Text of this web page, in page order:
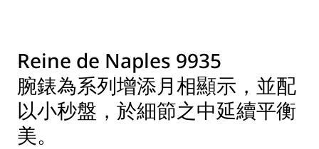
Reine de Naples 9935
腕錶為系列增添月相顯示，並配
以小秒盤，於細節之中延續平衡
美。